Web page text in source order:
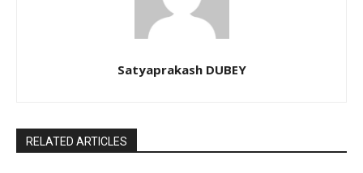
Satyaprakash DUBEY
RELATED ARTICLES